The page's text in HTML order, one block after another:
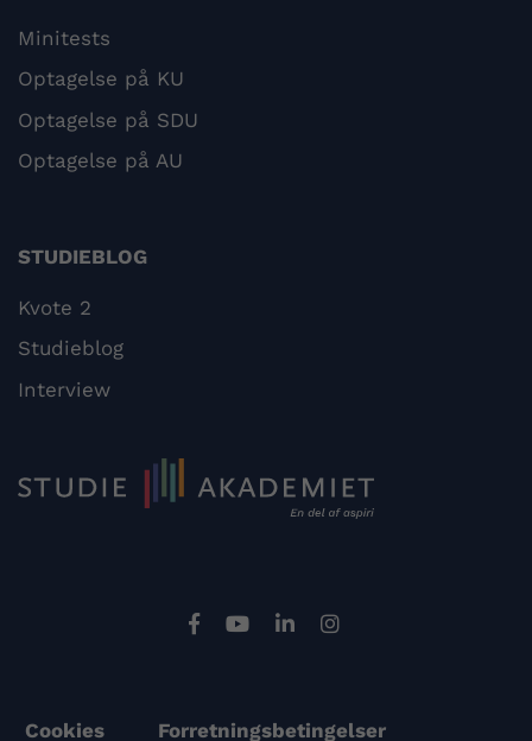
Minitests
Optagelse på KU
Optagelse på SDU
Optagelse på AU
STUDIEBLOG
Kvote 2
Studieblog
Interview
Cookies Forretningsbetingelser